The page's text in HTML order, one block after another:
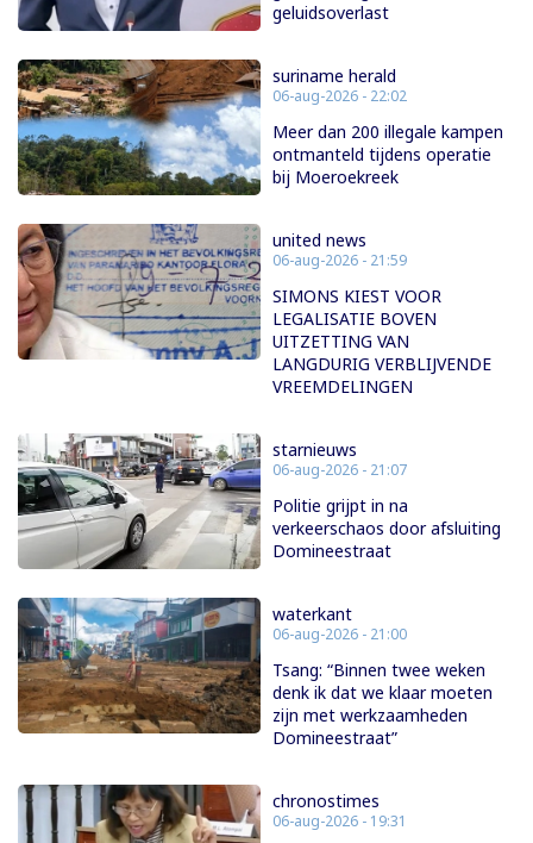
geluidsoverlast
suriname herald
06-aug-2026 - 22:02
Meer dan 200 illegale kampen
ontmanteld tijdens operatie
bij Moeroekreek
united news
06-aug-2026 - 21:59
SIMONS KIEST VOOR
LEGALISATIE BOVEN
UITZETTING VAN
LANGDURIG VERBLIJVENDE
VREEMDELINGEN
starnieuws
06-aug-2026 - 21:07
Politie grijpt in na
verkeerschaos door afsluiting
Domineestraat
waterkant
06-aug-2026 - 21:00
Tsang: “Binnen twee weken
denk ik dat we klaar moeten
zijn met werkzaamheden
Domineestraat”
chronostimes
06-aug-2026 - 19:31